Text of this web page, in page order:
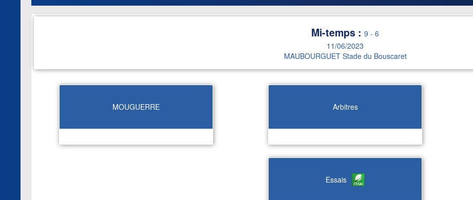
Mi-temps : 9 - 6
11/06/2023
MAUBOURGUET Stade du Bouscaret
MOUGUERRE Arbitres
Essais